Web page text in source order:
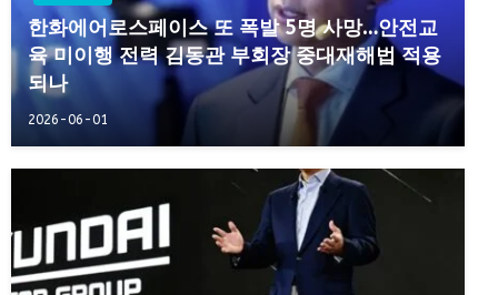
한화에어로스페이스 또 폭발 5명 사망…안전교
육 미이행 전력 김동관 부회장 중대재해법 적용
되나
2026-06-01